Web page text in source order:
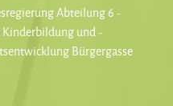
Abteilung 6 -
Kinderbildung und -
Bürgergasse